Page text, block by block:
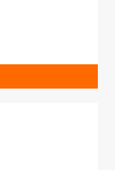
นฟรี
ที
บัญชี WhatsApp ในการส่ง
การโยกย้าย
Service